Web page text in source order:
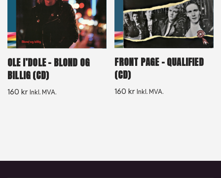
OLE I’DOLE – BLOND OG
BILLIG (CD)
160 kr Inkl. MVA.
FRONT PAGE – QUALIFIED
(CD)
160kr Inkl. MVA.